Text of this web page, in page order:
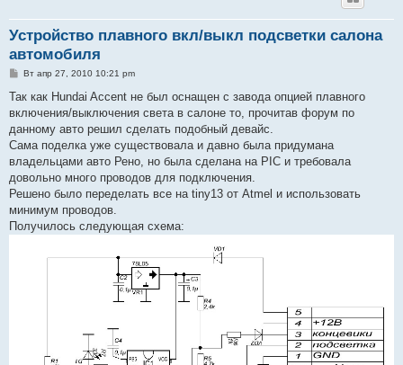
Устройство плавного вкл/выкл подсветки салона
автомобиля
С
о
щ
е
и
е
Вт апр 27, 2010 10:21 pm
Так как Hundai Accent не был оснащен с завода опцией плавного
включения/выключения света в салоне то, прочитав форум по
данному авто решил сделать подобный девайс.
Сама поделка уже существовала и давно была придумана
владельцами авто Рено, но была сделана на PIC и требовала
довольно много проводов для подключения.
Решено было переделать все на tiny13 от Atmel и использовать
минимум проводов.
Получилось следующая схема: